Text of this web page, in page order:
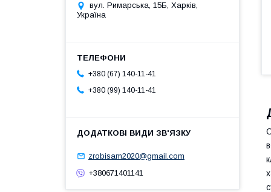
вул. Римарська, 15Б, Харків,
Україна
+380 (67) 140-11-41
+380 (99) 140-11-41
zrobisam2020@gmail.com
+380671401141